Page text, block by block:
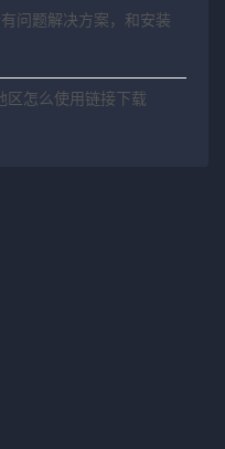
问题解决方案，和安装
区怎么使用链接下载